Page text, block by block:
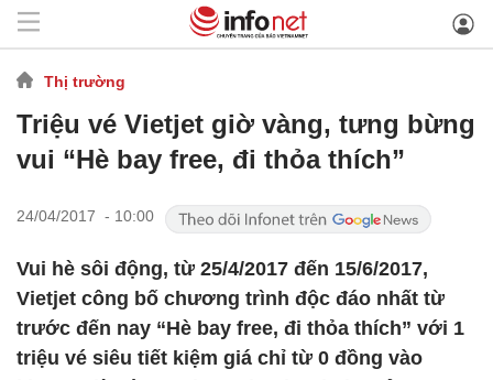
Thị trường
Triệu vé Vietjet giờ vàng, tưng bừng
vui “Hè bay free, đi thỏa thích”
24/04/2017 - 10:00
Vui hè sôi động, từ 25/4/2017 đến 15/6/2017,
Vietjet công bố chương trình độc đáo nhất từ
trước đến nay “Hè bay free, đi thỏa thích” với 1
triệu vé siêu tiết kiệm giá chỉ từ 0 đồng vào